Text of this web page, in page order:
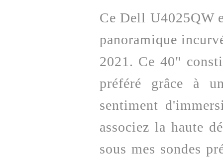
Ce Dell U4025QW
panoramique
2021. Ce 40"
préféré grâce à
sentiment
associez la haute
sous mes sondes